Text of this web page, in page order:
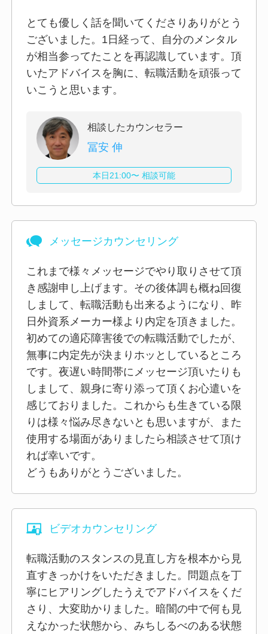
とても優しく話を聞いてくださりありがとう
ございました。1日経って、自分のメンタル
が相当参ってたことを再認識しています。頂
いたアドバイスを胸に、転職活動を頑張って
いこうと思います。
相談したカウンセラー
冨安 伸
本日21:00〜 相談可能
メッセージカウンセリング
これまで様々メッセージでやり取りさせて頂
き感謝申し上げます。その後体調も概ね回復
しまして、転職活動も出来るようになり、昨
日外資系メーカー様より内定を頂きました。
初めての適応障害後での転職活動でしたが、
無事に内定先が決まりホッとしているところ
です。夜遅い時間帯にメッセージ頂いたりも
しまして、親身に寄り添って頂くお心遣いを
感じておりました。これからも生きている限
りは様々悩み尽きないとも思いますが、また
使用する場面がありましたら相談させて頂け
れば幸いです。
どうもありがとうございました。
ビデオカウンセリング
転職活動のスタンスの見直し方を根本から見
直すきっかけをいただきました。問題点を丁
寧にヒアリングしたうえでアドバイスをくだ
さり、大変助かりました。暗闇の中で何も見
えなかった状態から、みちしるべのある状態